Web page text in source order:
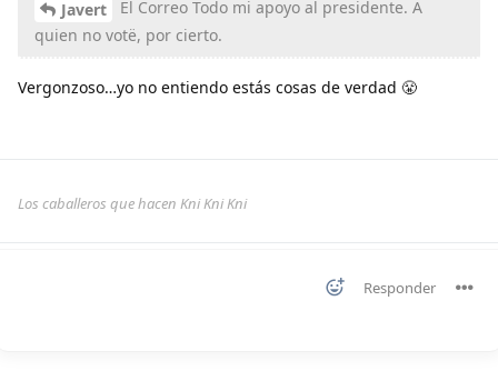
Javert
El Correo Todo mi apoyo al presidente. A
quien no votë, por cierto.
Vergonzoso…yo no entiendo estás cosas de verdad 😤
Los caballeros que hacen Kni Kni Kni
Responder